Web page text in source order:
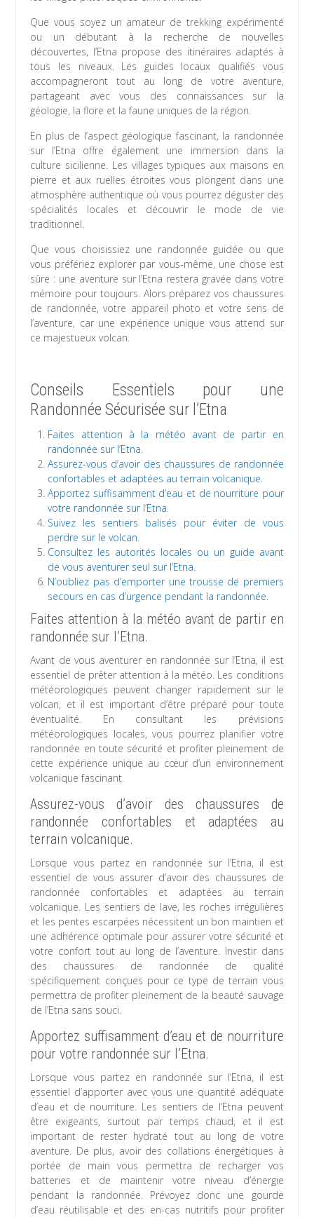
Que vous soyez un amateur de trekking expérimenté
ou un débutant à la recherche de nouvelles
découvertes, l’Etna propose des itinéraires adaptés à
tous les niveaux. Les guides locaux qualifiés vous
accompagneront tout au long de votre aventure,
partageant avec vous des connaissances sur la
géologie, la flore et la faune uniques de la région.
En plus de l’aspect géologique fascinant, la randonnée
sur l’Etna offre également une immersion dans la
culture sicilienne. Les villages typiques aux maisons en
pierre et aux ruelles étroites vous plongent dans une
atmosphère authentique où vous pourrez déguster des
spécialités locales et découvrir le mode de vie
traditionnel.
Que vous choisissiez une randonnée guidée ou que
vous préfériez explorer par vous-même, une chose est
sûre : une aventure sur l’Etna restera gravée dans votre
mémoire pour toujours. Alors préparez vos chaussures
de randonnée, votre appareil photo et votre sens de
l’aventure, car une expérience unique vous attend sur
ce majestueux volcan.
Conseils Essentiels pour une
Randonnée Sécurisée sur l’Etna
Faites attention à la météo avant de partir en
randonnée sur l’Etna.
Assurez-vous d’avoir des chaussures de randonnée
confortables et adaptées au terrain volcanique.
Apportez suffisamment d’eau et de nourriture pour
votre randonnée sur l’Etna.
Suivez les sentiers balisés pour éviter de vous
perdre sur le volcan.
Consultez les autorités locales ou un guide avant
de vous aventurer seul sur l’Etna.
N’oubliez pas d’emporter une trousse de premiers
secours en cas d’urgence pendant la randonnée.
Faites attention à la météo avant de partir en
randonnée sur l’Etna.
Avant de vous aventurer en randonnée sur l’Etna, il est
essentiel de prêter attention à la météo. Les conditions
météorologiques peuvent changer rapidement sur le
volcan, et il est important d’être préparé pour toute
éventualité. En consultant les prévisions
météorologiques locales, vous pourrez planifier votre
randonnée en toute sécurité et profiter pleinement de
cette expérience unique au cœur d’un environnement
volcanique fascinant.
Assurez-vous d’avoir des chaussures de
randonnée confortables et adaptées au
terrain volcanique.
Lorsque vous partez en randonnée sur l’Etna, il est
essentiel de vous assurer d’avoir des chaussures de
randonnée confortables et adaptées au terrain
volcanique. Les sentiers de lave, les roches irrégulières
et les pentes escarpées nécessitent un bon maintien et
une adhérence optimale pour assurer votre sécurité et
votre confort tout au long de l’aventure. Investir dans
des chaussures de randonnée de qualité
spécifiquement conçues pour ce type de terrain vous
permettra de profiter pleinement de la beauté sauvage
de l’Etna sans souci.
Apportez suffisamment d’eau et de nourriture
pour votre randonnée sur l’Etna.
Lorsque vous partez en randonnée sur l’Etna, il est
essentiel d’apporter avec vous une quantité adéquate
d’eau et de nourriture. Les sentiers de l’Etna peuvent
être exigeants, surtout par temps chaud, et il est
important de rester hydraté tout au long de votre
aventure. De plus, avoir des collations énergétiques à
portée de main vous permettra de recharger vos
batteries et de maintenir votre niveau d’énergie
pendant la randonnée. Prévoyez donc une gourde
d’eau réutilisable et des en-cas nutritifs pour profiter